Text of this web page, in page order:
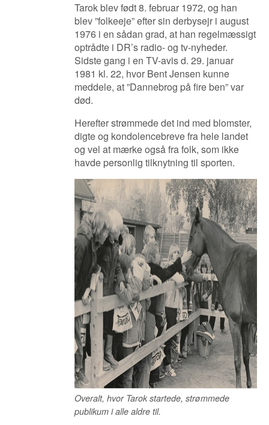
Tarok blev født 8. februar 1972, og han
blev ”folkeeje” efter sin derbysejr i august
1976 i en sådan grad, at han regelmæssigt
optrådte i DR’s radio- og tv-nyheder.
Sidste gang i en TV-avis d. 29. januar
1981 kl. 22, hvor Bent Jensen kunne
meddele, at ”Dannebrog på fire ben” var
død.
Herefter strømmede det ind med blomster,
digte og kondolencebreve fra hele landet
og vel at mærke også fra folk, som ikke
havde personlig tilknytning til sporten.
Overalt, hvor Tarok startede, strømmede
publikum i alle aldre til.